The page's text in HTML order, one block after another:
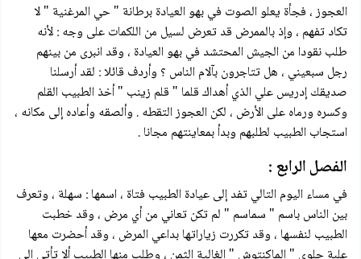
العجوز ، فجأة يعلو الصوت في بهو العيادة برطانة " حي المرغنية " لا
تكاد تفهم ، وإذ بالممرض قد تعرض لسيل من اللكمات على وجه : لأنه
طلب نقودا من الجيش المحتشد في بهو العيادة ، وقد انبرى من بينهم
رجل سبعيني ، هل تتاجرون بآلام الناس ؟ وأردف قائلا : لقد أرسلنا
صديقك إدريس علي الذي أهداك قلما " قلم زينب " أخذ الطبيب القلم
وكسره ورماه على الأرض ، لكن العجوز التقطه . وألصقه وأعاده إلى مكانه ،
استجاب الطبيب لطلبهم وبدأ بمعاينتهم مجانا .
الفصل الرابع :
في مساء اليوم التالي تفد إلى عيادة الطبيب فتاة ، اسمها : سهلة ، وتعرف
بين الناس باسم " سماسم " لم تكن تعاني من أي مرض ، وقد خطبت
الطبيب لنفسها ، وقد تكررت زياراتها بداعي المرض ، وقد أحضرت معها